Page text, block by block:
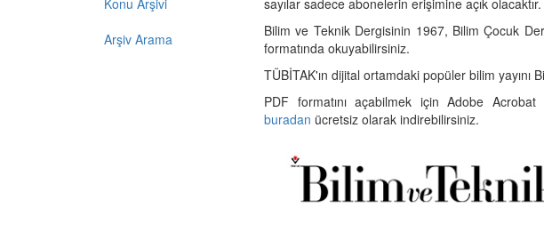
Arşiv Arama
Bilim ve Teknik Dergisinin 1967, Bilim Çocuk
formatında okuyabilirsiniz.
TÜBİTAK'ın dijital ortamdaki popüler bilim yayını
PDF formatını açabilmek için Adobe
buradan ücretsiz olarak indirebilirsiniz.